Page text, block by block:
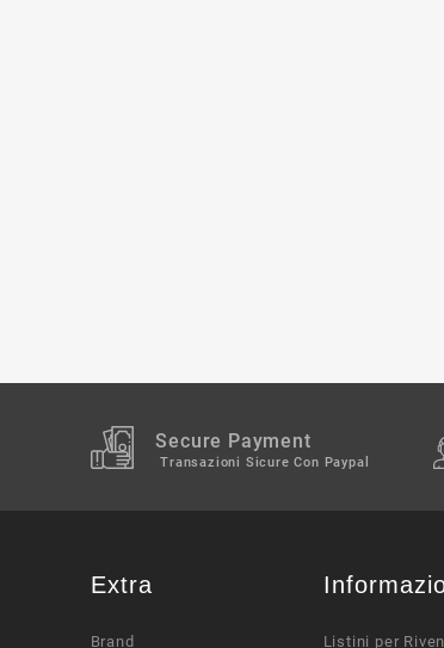
Secure Payment
Transazioni Sicure Con Paypal
Extra
Brand Listini per